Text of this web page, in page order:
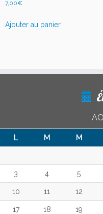
7,00€
Ajouter au panier
L M M
3 4 5
10 11 12
17 18 19